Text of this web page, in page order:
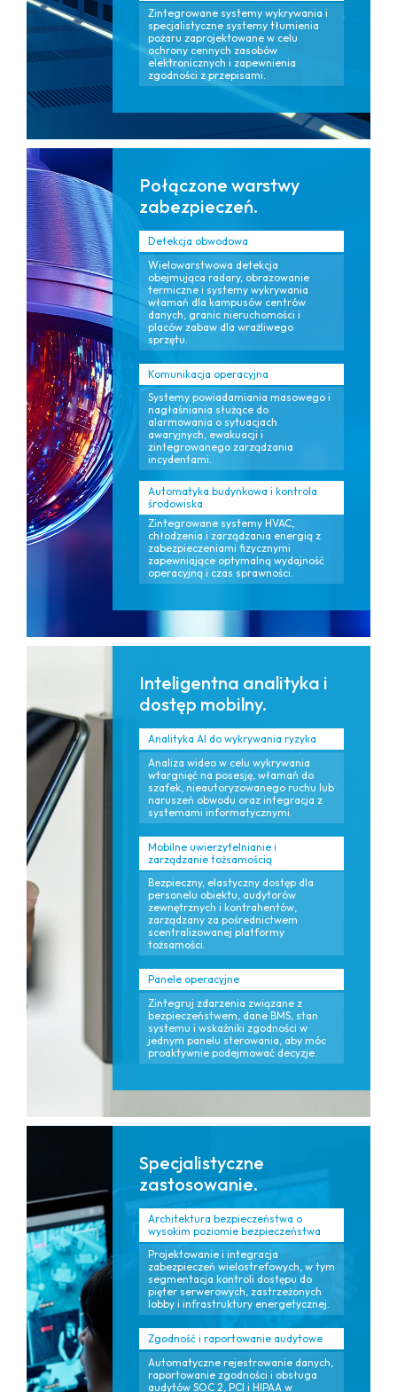
Zintegrowane systemy wykrywania i
specjalistyczne systemy tłumienia
pożaru zaprojektowane w celu
ochrony cennych zasobów
elektronicznych i zapewnienia
zgodności z przepisami.
Połączone warstwy
zabezpieczeń.
Detekcja obwodowa
Wielowarstwowa detekcja
obejmująca radary, obrazowanie
termiczne i systemy wykrywania
włamań dla kampusów centrów
danych, granic nieruchomości i
placów zabaw dla wrażliwego
sprzętu.
Komunikacja operacyjna
Systemy powiadamiania masowego i
nagłaśniania służące do
alarmowania o sytuacjach
awaryjnych, ewakuacji i
zintegrowanego zarządzania
incydentami.
Automatyka budynkowa i kontrola
środowiska
Zintegrowane systemy HVAC,
chłodzenia i zarządzania energią z
zabezpieczeniami fizycznymi
zapewniające optymalną wydajność
operacyjną i czas sprawności.
Inteligentna analityka i
dostęp mobilny.
Analityka AI do wykrywania ryzyka
Analiza wideo w celu wykrywania
wtargnięć na posesję, włamań do
szafek, nieautoryzowanego ruchu lub
naruszeń obwodu oraz integracja z
systemami informatycznymi.
Mobilne uwierzytelnianie i
zarządzanie tożsamością
Bezpieczny, elastyczny dostęp dla
personelu obiektu, audytorów
zewnętrznych i kontrahentów,
zarządzany za pośrednictwem
scentralizowanej platformy
tożsamości.
Panele operacyjne
Zintegruj zdarzenia związane z
bezpieczeństwem, dane BMS, stan
systemu i wskaźniki zgodności w
jednym panelu sterowania, aby móc
proaktywnie podejmować decyzje.
Specjalistyczne
zastosowanie.
Architektura bezpieczeństwa o
wysokim poziomie bezpieczeństwa
Projektowanie i integracja
zabezpieczeń wielostrefowych, w tym
segmentacja kontroli dostępu do
pięter serwerowych, zastrzeżonych
lobby i infrastruktury energetycznej.
Zgodność i raportowanie audytowe
Automatyczne rejestrowanie danych,
raportowanie zgodności i obsługa
audytów SOC 2, PCI i HIPAA w